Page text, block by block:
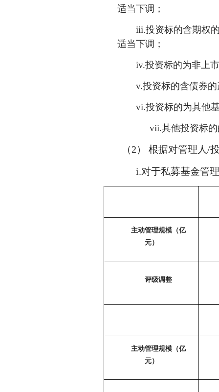
适当下调；
iii.投资标的含期权
适当下调；
iv.投资标的为非上
v.投资标的含债券
vi.投资标的为其他
vii.其他投资标
（2） 根据对管理人/
i.对于私募基金管
主动管理规模（亿
元）
评级调整
主动管理规模（亿
元）